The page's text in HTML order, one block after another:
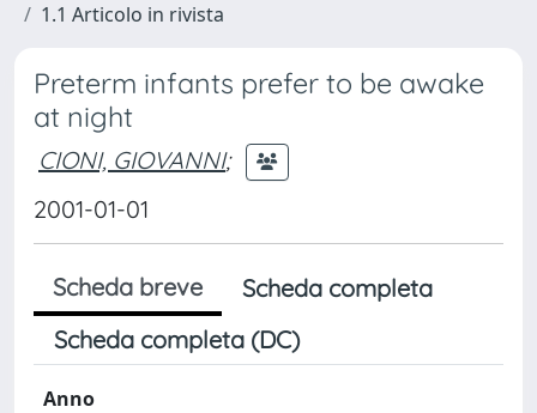
1.1 Articolo in rivista
Preterm infants prefer to be awake
at night
CIONI, GIOVANNI;
2001-01-01
Scheda breve
Scheda completa
Scheda completa (DC)
Anno